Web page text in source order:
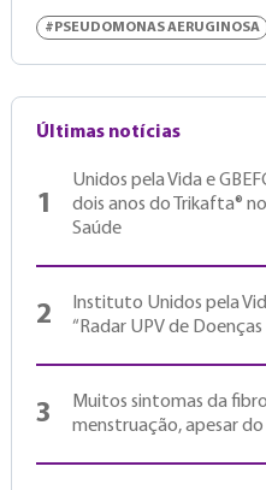
#PSEUDOMONAS AERUGINOSA
Últimas notícias
1
Unidos pela Vida e
dois anos do Trikafta®
Saúde
2
Instituto Unidos pela
“Radar UPV de
3
Muitos sintomas da
menstruação, apesar